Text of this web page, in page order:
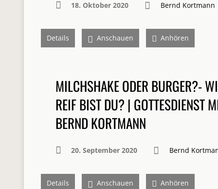
18. Oktober 2020 Bernd Kortmann
Details Anschauen Anhören
MILCHSHAKE ODER BURGER?-
REIF BIST DU? | GOTTESDIENST
BERND KORTMANN
20. September 2020 Bernd
Details Anschauen Anhören